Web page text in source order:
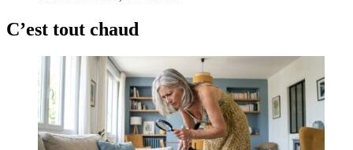
C’est tout chaud